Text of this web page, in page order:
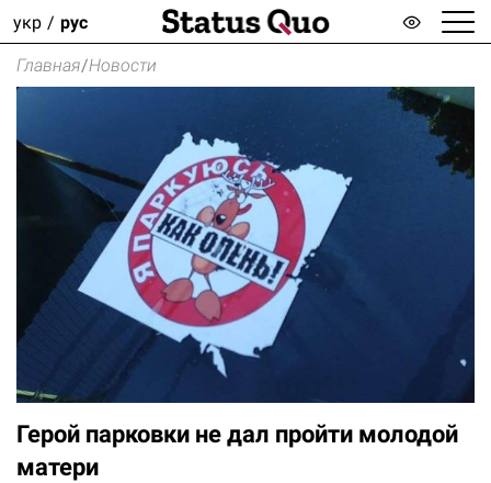
укр рус
Главная/Новости
Герой парковки не дал пройти молодой
матери